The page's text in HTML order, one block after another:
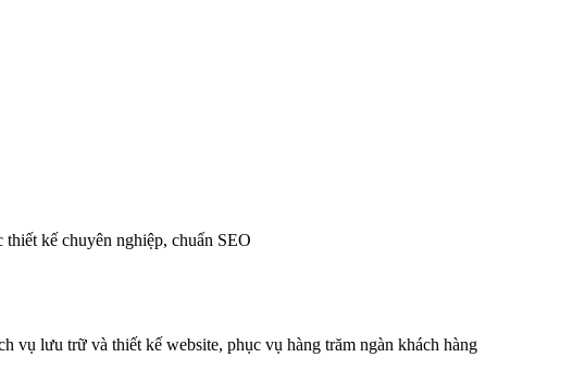
kế chuyên nghiệp, chuẩn SEO
vụ lưu trữ và thiết kế website, phục vụ hàng trăm ngàn khách hàng